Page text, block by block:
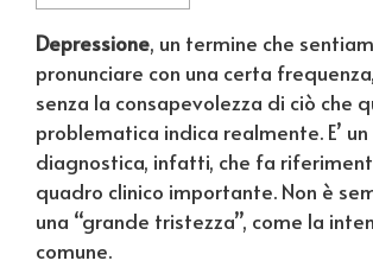
Depressione, un termine che
pronunciare con una certa
senza la consapevolezza di ciò che
problematica indica realmente. E’
diagnostica, infatti, che fa
quadro clinico importante. Non è
una “grande tristezza”, come la
comune.